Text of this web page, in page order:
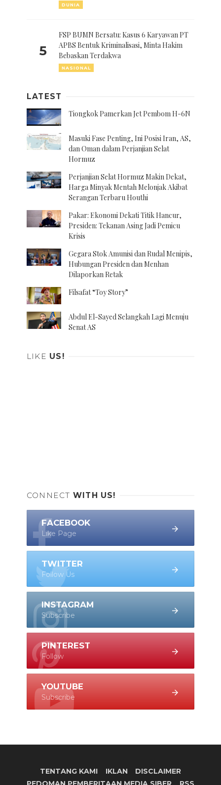
DUNIA
5
FSP BUMN Bersatu: Kasus 6 Karyawan PT
APBS Bentuk Kriminalisasi, Minta Hakim
Bebaskan Terdakwa
NASIONAL
LATEST
Tiongkok Pamerkan Jet Pembom H-6N
Masuki Fase Penting, Ini Posisi Iran, AS,
dan Oman dalam Perjanjian Selat
Hormuz
Perjanjian Selat Hormuz Makin Dekat,
Harga Minyak Mentah Melonjak Akibat
Serangan Terbaru Houthi
Pakar: Ekonomi Dekati Titik Hancur,
Presiden: Tekanan Asing Jadi Pemicu
Krisis
Gegara Stok Amunisi dan Rudal Menipis,
Hubungan Presiden dan Menhan
Dilaporkan Retak
Filsafat “Toy Story”
Abdul El-Sayed Selangkah Lagi Menuju
Senat AS
LIKE US!
CONNECT WITH US!
FACEBOOK
Like Page
TWITTER
Follow Us
INSTAGRAM
Subscribe
PINTEREST
Follow
YOUTUBE
Subscribe
TENTANG KAMI IKLAN
DISCLAIMER